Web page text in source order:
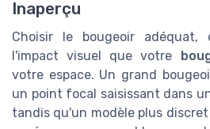
Inaperçu
Choisir le bougeoir adéquat,
l'impact visuel que votre
votre espace. Un grand
un point focal saisissant dans
tandis qu'un modèle plus